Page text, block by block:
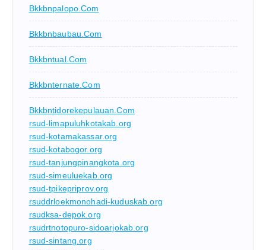
Bkkbnpalopo.com
Bkkbnbaubau.com
Bkkbntual.com
Bkkbnternate.com
Bkkbntidorekepulauan.com
rsud-limapuluhkotakab.org
rsud-kotamakassar.org
rsud-kotabogor.org
rsud-tanjungpinangkota.org
rsud-simeuluekab.org
rsud-tpikepriprov.org
rsuddrloekmonohadi-kuduskab.org
rsudksa-depok.org
rsudrtnotopuro-sidoarjokab.org
rsud-sintang.org